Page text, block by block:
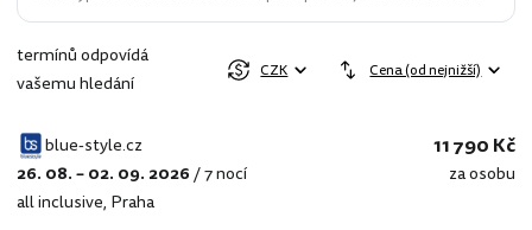
termínů odpovídá
vašemu hledání
CZK Cena (od nejnižší)
blue-
style.cz
blue-style.cz
26. 08. – 02. 09. 2026/7 nocí
all inclusive, Praha
11 790 Kč
za osobu